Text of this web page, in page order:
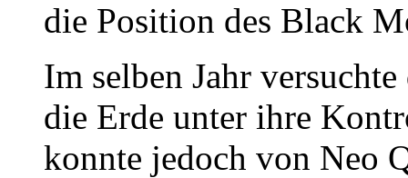
die Position des Black
Im selben Jahr
die Erde unter ihre
konnte jedoch von Neo